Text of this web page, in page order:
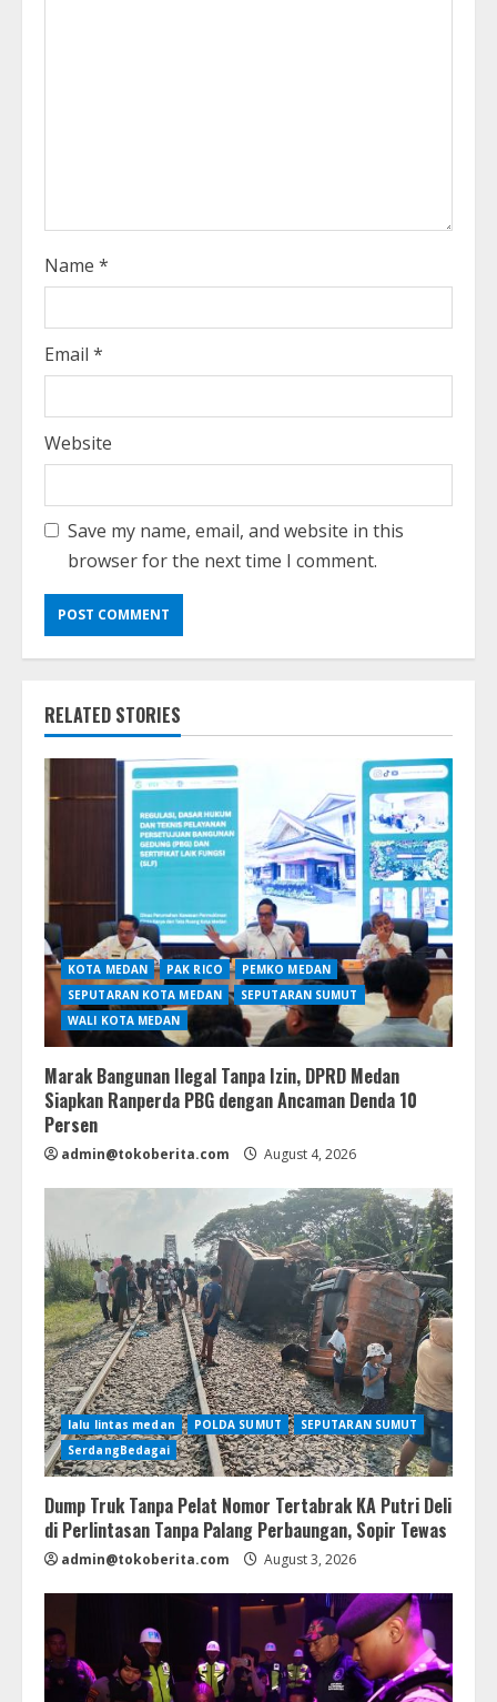
Name *
Email *
Website
Save my name, email, and website in this
browser for the next time I comment.
RELATED STORIES
KOTA MEDAN PAK RICO
PEMKO MEDAN
SEPUTARAN KOTA MEDAN
SEPUTARAN SUMUT
WALI KOTA MEDAN
Marak Bangunan Ilegal Tanpa Izin, DPRD Medan
Siapkan Ranperda PBG dengan Ancaman Denda 10
Persen
admin@tokoberita.com August 4, 2026
lalu lintas medan POLDA SUMUT
SEPUTARAN SUMUT
SerdangBedagai
Dump Truk Tanpa Pelat Nomor Tertabrak KA Putri Deli
di Perlintasan Tanpa Palang Perbaungan, Sopir Tewas
admin@tokoberita.com August 3, 2026